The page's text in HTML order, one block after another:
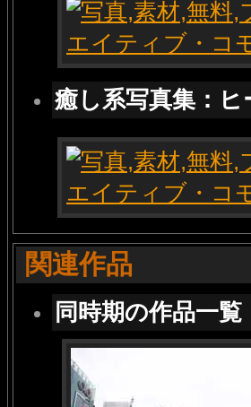
癒し系写真集：
関連作品
同時期の作品一覧